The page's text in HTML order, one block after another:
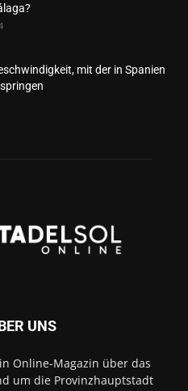
mit der in Spanien
UNS
Online-Magazin über das
um die Provinzhauptstadt